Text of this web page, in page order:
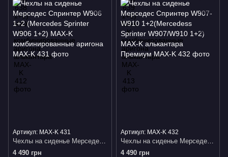
Артикул: MAX-K 431
Чехлы на сиденье Мерседес Спринтер W906 1+2 (Mercedes Sprinter W906 1+2) MAX-K комбинированные аригона
4 490 грн
Артикул: MAX-K 432
Чехлы на сиденье Мерседес Спринтер W907-W910 1+2(Mercedess Sprinter W907/W910 1+2) MAX-K алькантара Премиум
4 490 грн